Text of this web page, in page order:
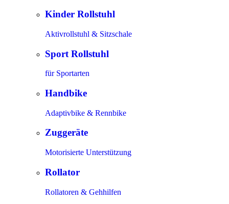
Kinder Rollstuhl
Aktivrollstuhl & Sitzschale
Sport Rollstuhl
für Sportarten
Handbike
Adaptivbike & Rennbike
Zuggeräte
Motorisierte Unterstützung
Rollator
Rollatoren & Gehhilfen